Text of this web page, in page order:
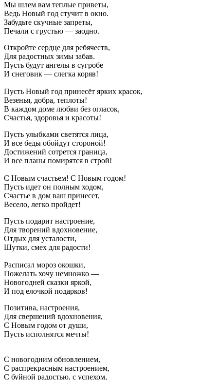
Мы шлем вам теплые приветы,
Ведь Новый год стучит в окно.
Забудьте скучные запреты,
Печали с грустью — заодно.
Откройте сердце для ребячеств,
Для радостных зимы забав.
Пусть будут ангелы в сугробе
И снеговик — слегка коряв!
Пусть Новый год принесёт ярких красок,
Везенья, добра, теплоты!
В каждом доме любви без огласок,
Счастья, здоровья и красоты!
Пусть улыбками светятся лица,
И все беды обойдут стороной!
Достижений сотрется граница,
И все планы помирятся в строй!
С Новым счастьем! С Новым годом!
Пусть идет он полным ходом,
Счастье в дом ваш принесет,
Весело, легко пройдет!
Пусть подарит настроение,
Для творений вдохновение,
Отдых для усталости,
Шутки, смех для радости!
Расписал мороз окошки,
Пожелать хочу немножко —
Новогодней сказки яркой,
И под елочкой подарков!
Позитива, настроения,
Для свершений вдохновения,
С Новым годом от души,
Пусть исполнятся мечты!
С новогодним обновлением,
С распрекрасным настроением,
С буйной радостью, с успехом,